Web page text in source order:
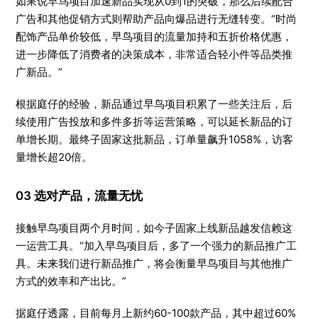
广告和其他促销方式则帮助产品向爆品进行无缝转变。“时尚
配饰产品单价较低，早鸟项目的流量加持和五折价格优惠，
进一步降低了消费者的决策成本，非常适合轻小件等品类推
广新品。”
根据庭仔的经验，新品通过早鸟项目积累了一些关注后，后
续使用广告投放和多件多折等运营策略，可以延长新品的订
单增长期。最终子固家这批新品，订单量飙升1058%，访客
量增长超20倍。
03 选对产品，流量无忧
接触早鸟项目两个月时间，如今子固家上线新品越发信赖这
一运营工具。“加入早鸟项目后，多了一个强力的新品推广工
具。未来我们进行新品推广，将会衡量早鸟项目与其他推广
方式的效率和产出比。”
据庭仔透露，目前每月上新约60-100款产品，其中超过60%